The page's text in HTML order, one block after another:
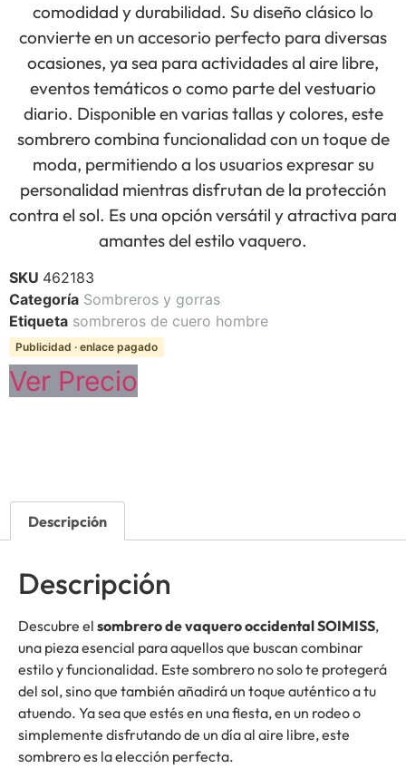
comodidad y durabilidad. Su diseño clásico lo
convierte en un accesorio perfecto para diversas
ocasiones, ya sea para actividades al aire libre,
eventos temáticos o como parte del vestuario
diario. Disponible en varias tallas y colores, este
sombrero combina funcionalidad con un toque de
moda, permitiendo a los usuarios expresar su
personalidad mientras disfrutan de la protección
contra el sol. Es una opción versátil y atractiva para
amantes del estilo vaquero.
SKU 462183
Categoría Sombreros y gorras
Etiqueta sombreros de cuero hombre
Publicidad · enlace pagado
Ver Precio
Descripción
Descripción
Descubre el sombrero de vaquero occidental SOIMISS,
una pieza esencial para aquellos que buscan combinar
estilo y funcionalidad. Este sombrero no solo te protegerá
del sol, sino que también añadirá un toque auténtico a tu
atuendo. Ya sea que estés en una fiesta, en un rodeo o
simplemente disfrutando de un día al aire libre, este
sombrero es la elección perfecta.